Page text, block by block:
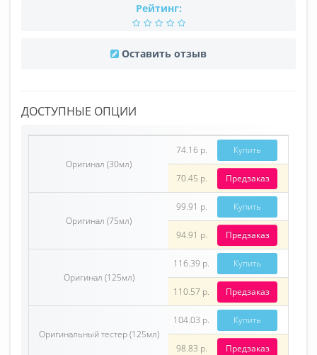
Рейтинг:
Оставить отзыв
ДОСТУПНЫЕ ОПЦИИ
Оригинал (30мл)
74.16 р. Купить
70.45 р. Предзаказ
Оригинал (75мл)
99.91 р. Купить
94.91 р. Предзаказ
Оригинал (125мл)
116.39 р. Купить
110.57 р. Предзаказ
Оригинальный тестер (125мл)
104.03 р. Купить
98.83 р. Предзаказ